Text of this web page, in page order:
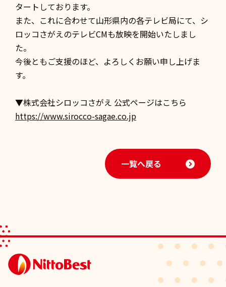
タートしております。
また、これに合わせて山形県内の各テレビ局にて、シ
ロッコさがえのテレビCMも放映を開始いたしまし
た。
今後ともご支援のほど、よろしくお願い申し上げま
す。
▼株式会社シロッコさがえ 公式ページはこちら
https://www.sirocco-sagae.co.jp
一覧へ戻る